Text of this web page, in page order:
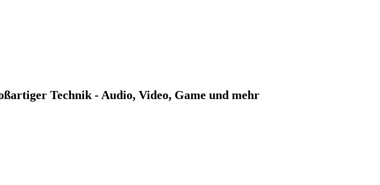
Technik - Audio, Video, Game und mehr